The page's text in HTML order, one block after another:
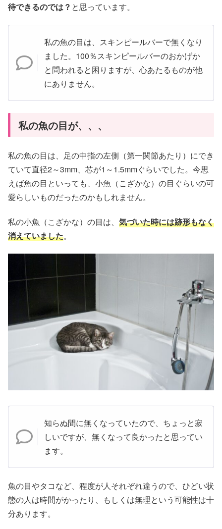
待できるのでは？ と思っています。
私の魚の目は、スキンピールバーで無くなり
ました。100％スキンピールバーのおかげか
と問われると困りますが、心あたるものが他
にありません。
私の魚の目が、、、
私の魚の目は、足の中指の左側（第一関節あたり）にでき
ていて直径2～3mm、芯が1～1.5mmぐらいでした。今思
えば魚の目といっても、小魚（こざかな）の目ぐらいの可
愛らしいものだったのかもしれません。
私の小魚（こざかな）の目は、 気づいた時には跡形もなく
消えていました。
知らぬ間に無くなっていたので、ちょっと寂
しいですが、無くなって良かったと思ってい
ます。
魚の目やタコなど、程度が人それぞれ違うので、ひどい状
態の人は時間がかったり、もしくは無理という可能性は十
分あります。